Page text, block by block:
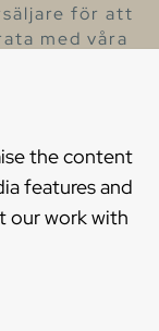
the content
features and
our work with
för att
med våra